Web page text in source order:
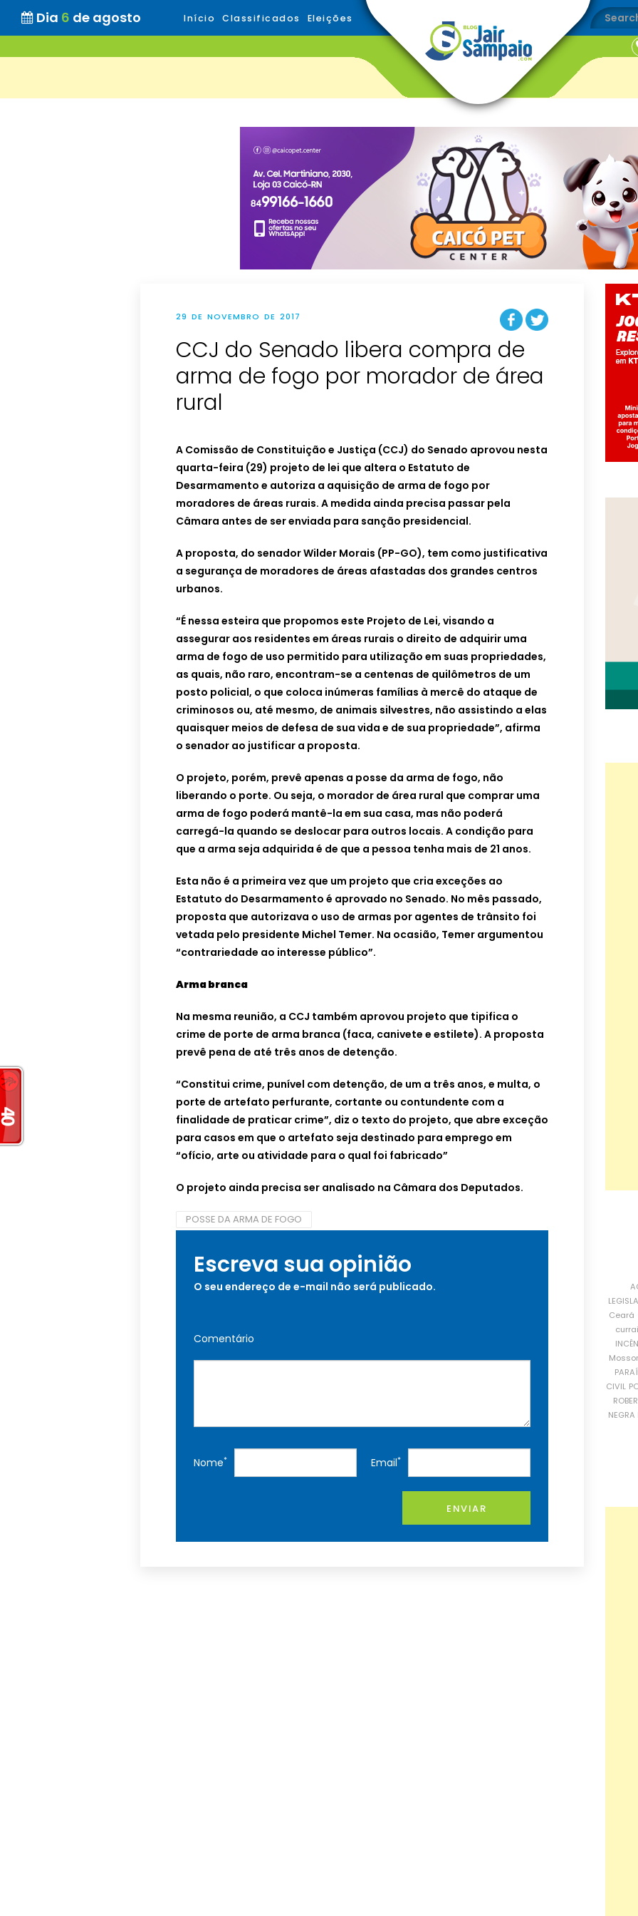
Dia 6 de agosto Início Classificados Eleições
29 DE NOVEMBRO DE 2017
CCJ do Senado libera compra de
arma de fogo por morador de área
rural
A Comissão de Constituição e Justiça (CCJ) do Senado aprovou nesta
quarta-feira (29) projeto de lei que altera o Estatuto de
Desarmamento e autoriza a aquisição de arma de fogo por
moradores de áreas rurais. A medida ainda precisa passar pela
Câmara antes de ser enviada para sanção presidencial.
A proposta, do senador Wilder Morais (PP-GO), tem como justificativa
a segurança de moradores de áreas afastadas dos grandes centros
urbanos.
“É nessa esteira que propomos este Projeto de Lei, visando a
assegurar aos residentes em áreas rurais o direito de adquirir uma
arma de fogo de uso permitido para utilização em suas propriedades,
as quais, não raro, encontram-se a centenas de quilômetros de um
posto policial, o que coloca inúmeras famílias à mercê do ataque de
criminosos ou, até mesmo, de animais silvestres, não assistindo a elas
quaisquer meios de defesa de sua vida e de sua propriedade”, afirma
o senador ao justificar a proposta.
O projeto, porém, prevê apenas a posse da arma de fogo, não
liberando o porte. Ou seja, o morador de área rural que comprar uma
arma de fogo poderá mantê-la em sua casa, mas não poderá
carregá-la quando se deslocar para outros locais. A condição para
que a arma seja adquirida é de que a pessoa tenha mais de 21 anos.
Esta não é a primeira vez que um projeto que cria exceções ao
Estatuto do Desarmamento é aprovado no Senado. No mês passado,
proposta que autorizava o uso de armas por agentes de trânsito foi
vetada pelo presidente Michel Temer. Na ocasião, Temer argumentou
“contrariedade ao interesse público”.
Arma branca
Na mesma reunião, a CCJ também aprovou projeto que tipifica o
crime de porte de arma branca (faca, canivete e estilete). A proposta
prevê pena de até três anos de detenção.
“Constitui crime, punível com detenção, de um a três anos, e multa, o
porte de artefato perfurante, cortante ou contundente com a
finalidade de praticar crime”, diz o texto do projeto, que abre exceção
para casos em que o artefato seja destinado para emprego em
“ofício, arte ou atividade para o qual foi fabricado”
O projeto ainda precisa ser analisado na Câmara dos Deputados.
POSSE DA ARMA DE FOGO
Escreva sua opinião
O seu endereço de e-mail não será publicado.
Comentário
Nome* Email*
ENVIAR
Ceará
CIVIL
NEGRA